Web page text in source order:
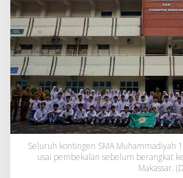
h
i
Y
o
g
y
a
k
a
r
t
a
K
Seluruh kontingen SMA Muhammadiyah
usai pembekalan sebelum berangkat
Makassar.